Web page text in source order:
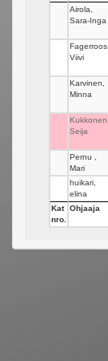
Airola,
Sara-Inga
Fagerroos,
Viivi
Karvinen,
Minna
Kukkonen,
Seija
Pernu ,
Mari
huikari,
elina
Kat
nro.
Ohjaaja